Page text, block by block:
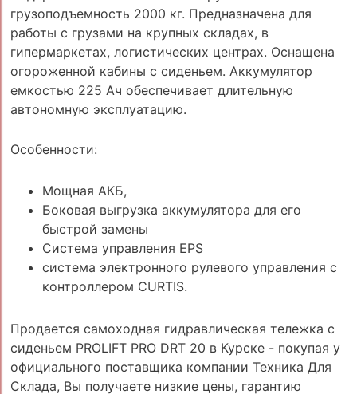
грузоподъемность 2000 кг. Предназначена для
работы с грузами на крупных складах, в
гипермаркетах, логистических центрах. Оснащена
огороженной кабины с сиденьем. Аккумулятор
емкостью 225 Ач обеспечивает длительную
автономную эксплуатацию.
Особенности:
Мощная АКБ,
Боковая выгрузка аккумулятора для его
быстрой замены
Система управления EPS
система электронного рулевого управления с
контроллером CURTIS.
Продается самоходная гидравлическая тележка с
сиденьем PROLIFT PRO DRT 20 в Курске - покупая у
официального поставщика компании Техника Для
Склада, Вы получаете низкие цены, гарантию